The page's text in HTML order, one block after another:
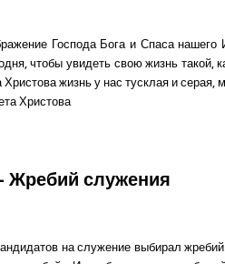
Господа Бога и Спаса
чтобы увидеть свою жизнь такой,
Христова жизнь у нас тусклая и серая,
Христова
Жребий служения
на служение выбирал